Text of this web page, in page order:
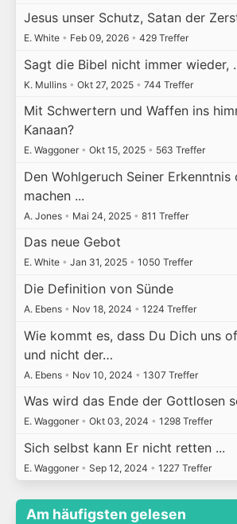
Jesus unser Schutz, Satan der
E. White • Feb 09, 2026 • 429 Treffer
Sagt die Bibel nicht immer wieder,
K. Mullins • Okt 27, 2025 • 744 Treffer
Mit Schwertern und Waffen ins
Kanaan?
E. Waggoner • Okt 15, 2025 • 563 Treffer
Den Wohlgeruch Seiner Erkenntnis
machen ...
A. Jones • Mai 24, 2025 • 811 Treffer
Das neue Gebot
E. White • Jan 31, 2025 • 1050 Treffer
Die Definition von Sünde
A. Ebens • Nov 18, 2024 • 1224 Treffer
Wie kommt es, dass Du Dich uns
und nicht der…
A. Ebens • Nov 10, 2024 • 1307 Treffer
Was wird das Ende der Gottlosen
E. Waggoner • Okt 03, 2024 • 1298 Treffer
Sich selbst kann Er nicht retten ...
E. Waggoner • Sep 12, 2024 • 1227 Treffer
Am häufigsten gelesen